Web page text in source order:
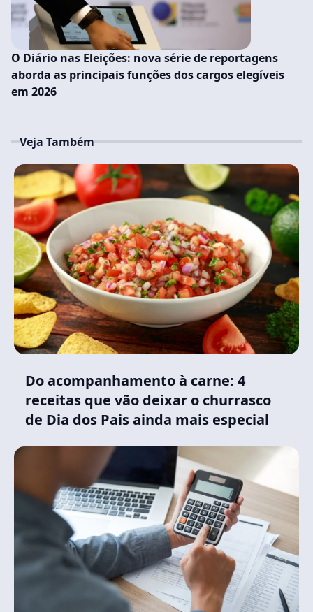
O Diário nas Eleições: nova série de reportagens
aborda as principais funções dos cargos elegíveis
em 2026
Veja Também
Do acompanhamento à carne: 4
receitas que vão deixar o churrasco
de Dia dos Pais ainda mais especial